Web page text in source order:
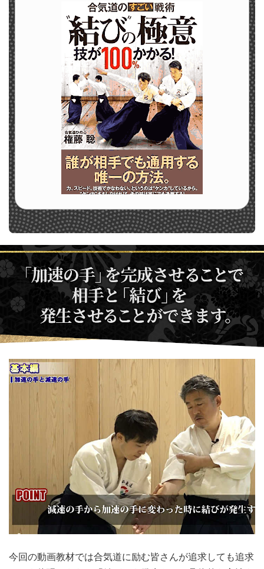
今回の動画教材では合気道に励む皆さんが追求しても追求